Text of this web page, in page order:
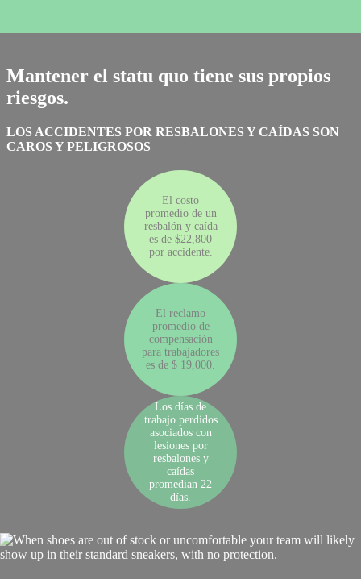
Mantener el statu quo tiene sus propios
riesgos.
LOS ACCIDENTES POR RESBALONES Y CAÍDAS SON
CAROS Y PELIGROSOS
El costo
promedio de un
resbalón y caída
es de $22,800
por accidente.
El reclamo
promedio de
compensación
para trabajadores
es de $ 19,000.
Los días de
trabajo perdidos
asociados con
lesiones por
resbalones y
caídas
promedian 22
días.